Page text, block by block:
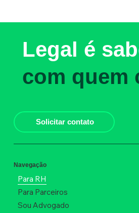
Legal é
com quem
Solicitar contato
Navegação
Para RH
Para Parceiros
Sou Advogado